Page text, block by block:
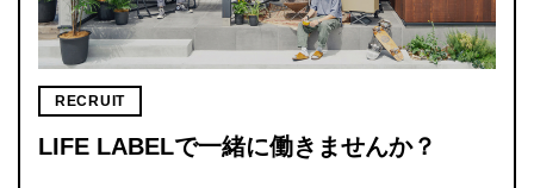
RECRUIT
LIFE LABELで一緒に働きませんか？